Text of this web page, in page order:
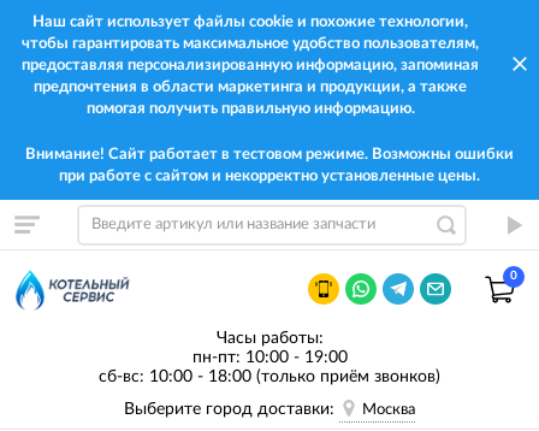
Наш сайт использует файлы cookie и похожие технологии,
чтобы гарантировать максимальное удобство пользователям,
предоставляя персонализированную информацию, запоминая
предпочтения в области маркетинга и продукции, а также
помогая получить правильную информацию.
Внимание! Сайт работает в тестовом режиме. Возможны ошибки
при работе с сайтом и некорректно установленные цены.
0
Часы работы:
пн-пт: 10:00 - 19:00
сб-вс: 10:00 - 18:00 (только приём звонков)
Выберите город доставки:
Москва